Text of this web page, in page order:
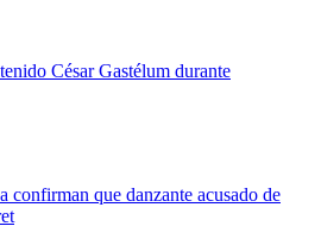
César Gastélum durante
confirman que danzante acusado de